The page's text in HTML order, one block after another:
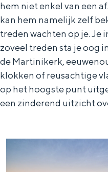
Lunchen
Naar het
S
e
l
nln
l
Nederlands
English
en
hem niet enkel van een
kan hem namelijk zelf
treden wachten op je. Je
zoveel treden sta je oog
de Martinikerk,
klokken of reusachtige
op het hoogste punt
een zinderend uitzicht